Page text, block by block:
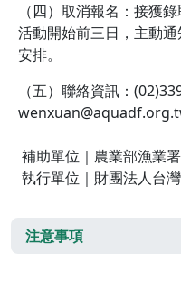
（四）取消報名：接獲
活動開始前三日，主動
安排。
（五）聯絡資訊：
補助單位｜農業部漁業署
執行單位｜財團法人台
注意事項